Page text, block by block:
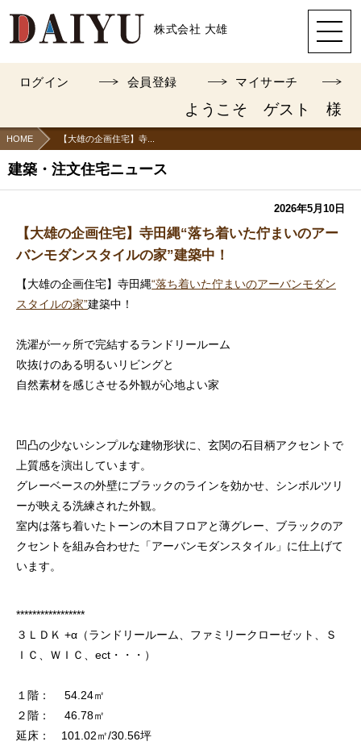
株式会社 大雄
ログイン 会員登録 マイサーチ
ようこそ ゲスト 様
HOME 【大雄の企画住宅】寺...
建築・注文住宅ニュース
2026年5月10日
【大雄の企画住宅】寺田縄“落ち着いた佇まいのアー
バンモダンスタイルの家”建築中！
【大雄の企画住宅】寺田縄“落ち着いた佇まいのアーバンモダン
スタイルの家”建築中！
洗濯が一ヶ所で完結するランドリールーム
吹抜けのある明るいリビングと
自然素材を感じさせる外観が心地よい家
凹凸の少ないシンプルな建物形状に、玄関の石目柄アクセントで
上質感を演出しています。
グレーベースの外壁にブラックのラインを効かせ、シンボルツリ
ーが映える洗練された外観。
室内は落ち着いたトーンの木目フロアと薄グレー、ブラックのア
クセントを組み合わせた「アーバンモダンスタイル」に仕上げて
います。
*****************
３ＬＤＫ +α（ランドリールーム、ファミリークローゼット、Ｓ
ＩＣ、ＷＩＣ、ect・・・）
１階： 54.24㎡
２階： 46.78㎡
延床： 101.02㎡/30.56坪